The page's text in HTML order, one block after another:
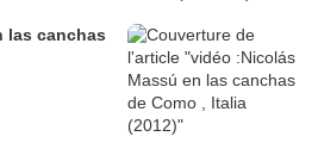
las canchas